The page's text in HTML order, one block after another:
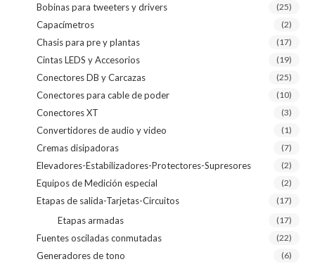
Bobinas para tweeters y drivers (25)
Capacímetros (2)
Chasis para pre y plantas (17)
Cintas LEDS y Accesorios (19)
Conectores DB y Carcazas (25)
Conectores para cable de poder (10)
Conectores XT (3)
Convertidores de audio y video (1)
Cremas disipadoras (7)
Elevadores-Estabilizadores-Protectores-Supresores (2)
Equipos de Medición especial (2)
Etapas de salida-Tarjetas-Circuitos (17)
Etapas armadas (17)
Fuentes osciladas conmutadas (22)
Generadores de tono (6)